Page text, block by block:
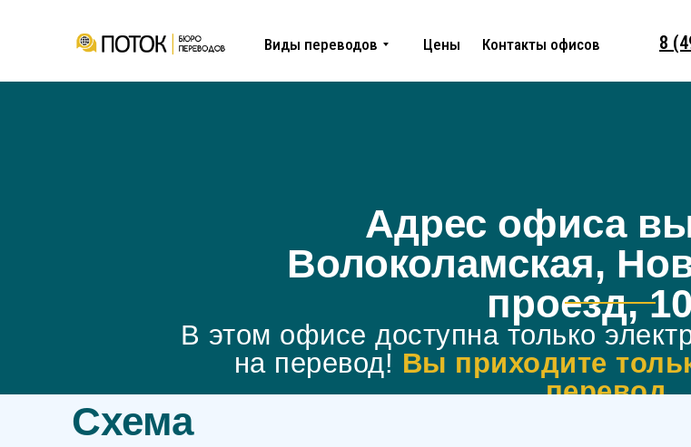
8
Виды переводов Цены Контакты офисов
Адрес офиса
Волоколамская,
проезд,
В этом офисе доступна только
на перевод! Вы приходите
перевод.
Схема